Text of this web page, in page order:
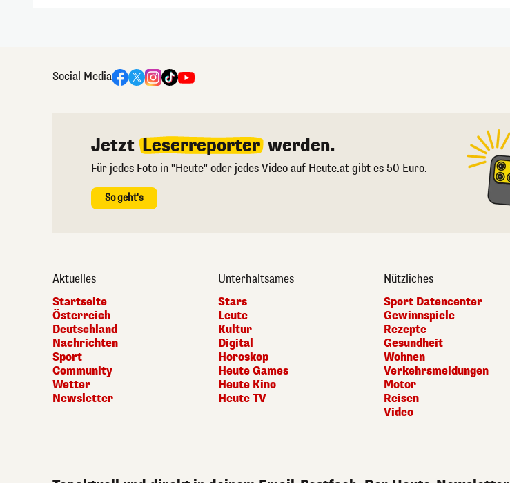
Social Media
Jetzt Leserreporter werden.
Für jedes Foto in "Heute" oder jedes Video auf Heute.at gibt es 50 Euro.
So geht's
Aktuelles
Startseite
Österreich
Deutschland
Nachrichten
Sport
Community
Wetter
Newsletter
Unterhaltsames
Stars
Leute
Kultur
Digital
Horoskop
Heute Games
Heute Kino
Heute TV
Nützliches
Sport Datencenter
Gewinnspiele
Rezepte
Gesundheit
Wohnen
Verkehrsmeldungen
Motor
Reisen
Video